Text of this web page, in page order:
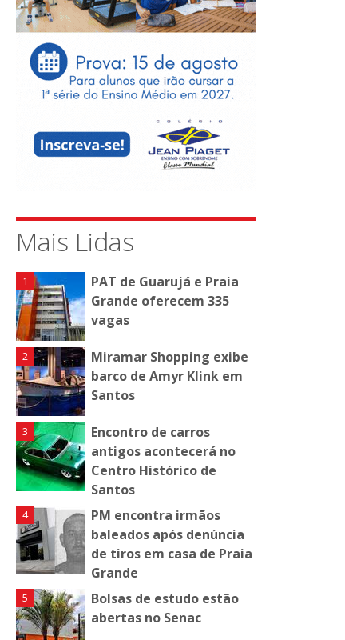
Mais Lidas
PAT de Guarujá e Praia
Grande oferecem 335
vagas
Miramar Shopping exibe
barco de Amyr Klink em
Santos
Encontro de carros
antigos acontecerá no
Centro Histórico de
Santos
PM encontra irmãos
baleados após denúncia
de tiros em casa de Praia
Grande
Bolsas de estudo estão
abertas no Senac